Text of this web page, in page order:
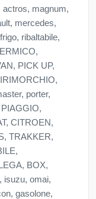
actros, magnum,
mercedes,
ribaltabile,
PICK UP,
porter,
CITROEN,
TRAKKER,
BOX,
isuzu, omai,
gasolone,